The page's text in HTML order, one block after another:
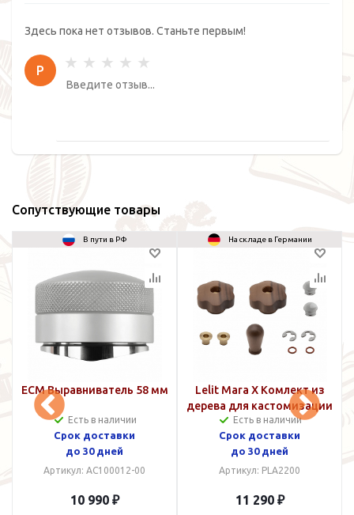
Здесь пока нет отзывов. Станьте первым!
Р
Сопутствующие товары
В пути в РФ
ECM Выравниватель 58 мм
Есть в наличии
Срок доставки
до 30 дней
Артикул: AC100012-00
10 990 ₽
На складе в Германии
Lelit Mara X Комлект из
дерева для кастомизации
Есть в наличии
Срок доставки
до 30 дней
Артикул: PLA2200
11 290 ₽